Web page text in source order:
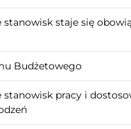
staje się
Budżetowego
pracy i